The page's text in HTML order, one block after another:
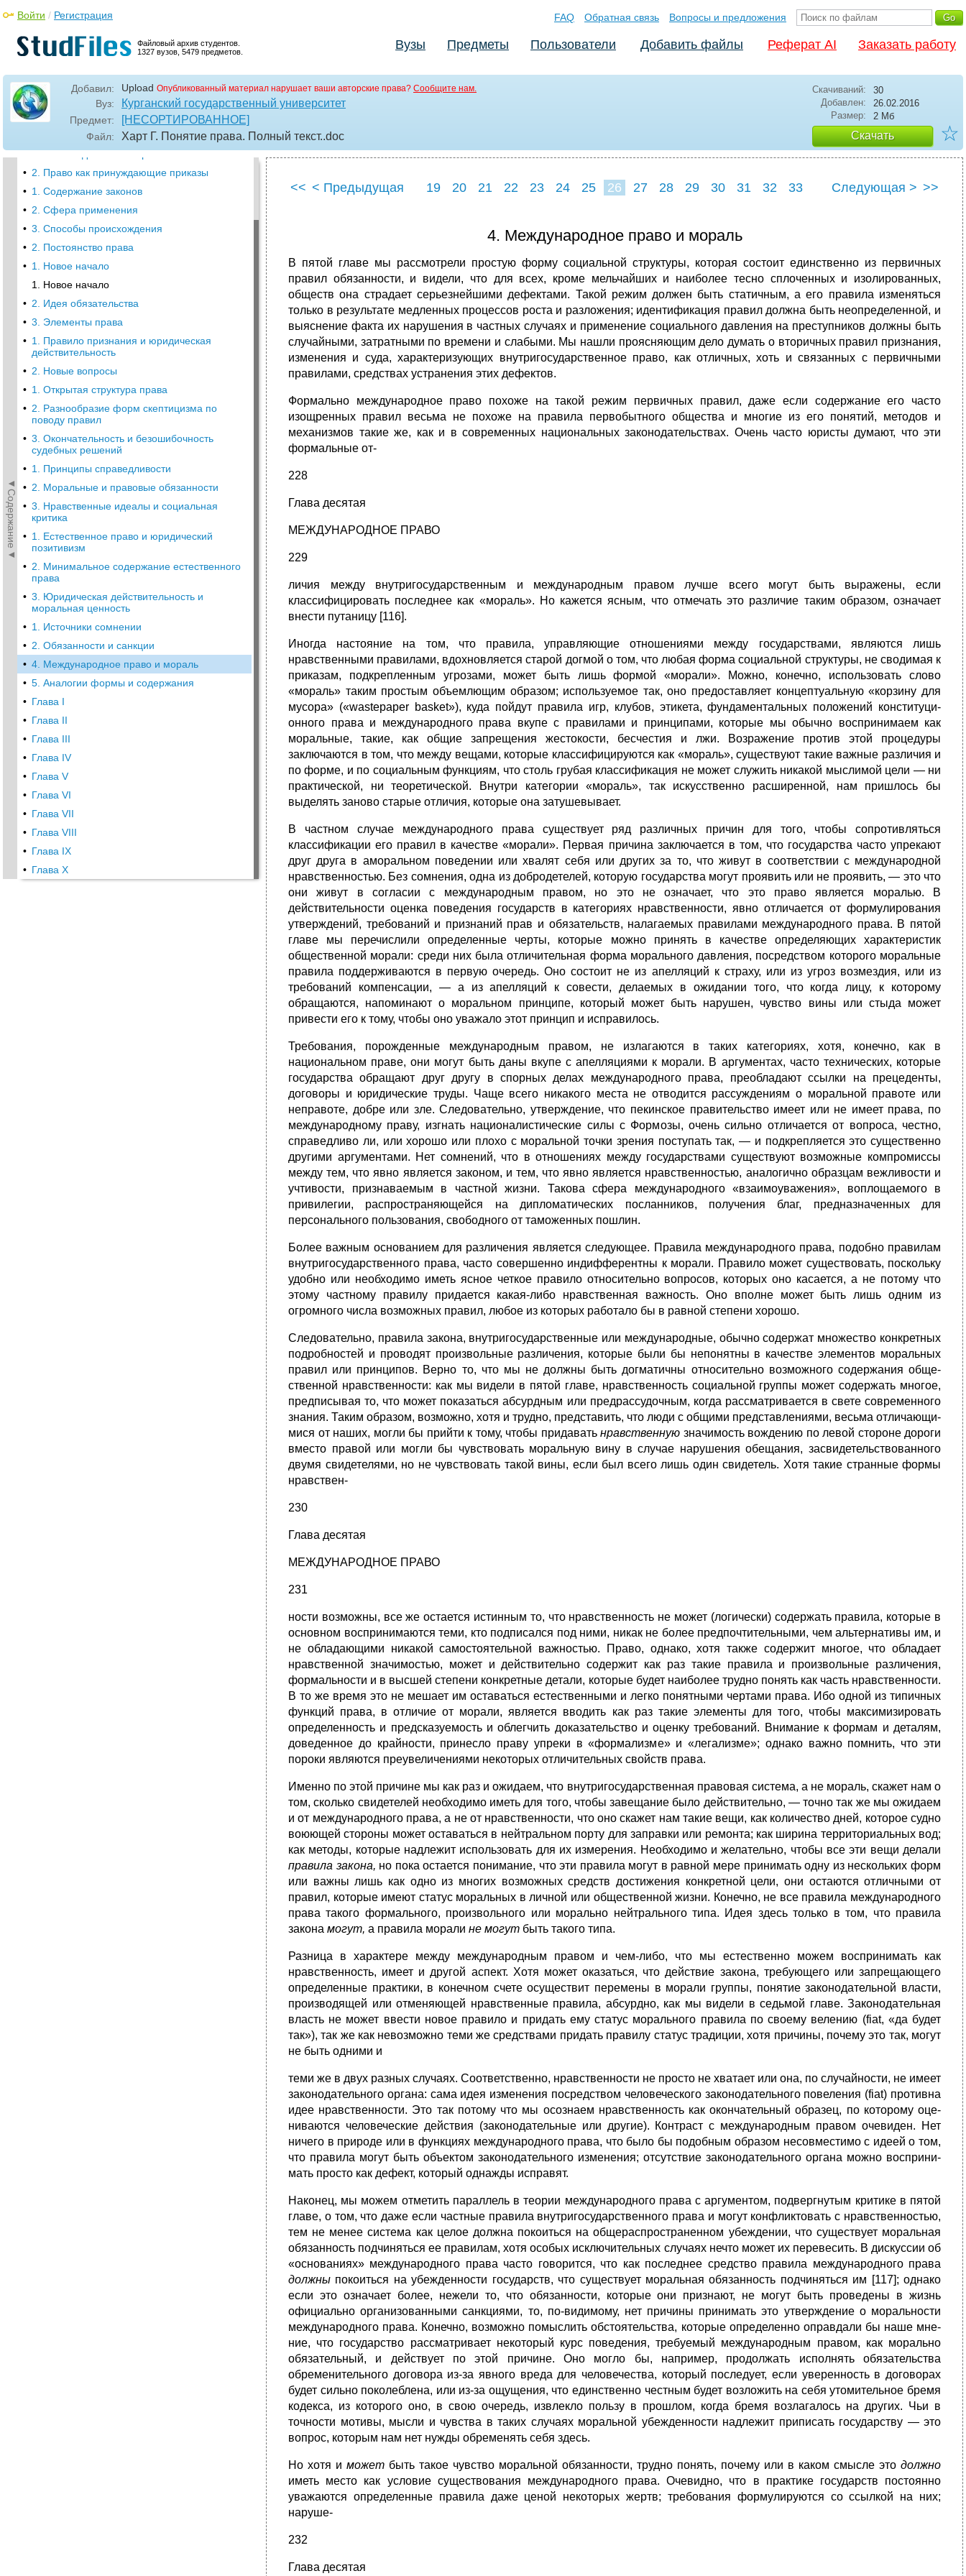
Файловый архив студентов.
1327 вузов, 5479 предметов.
Войти / Регистрация FAQ Обратная связь Вопросы и предложения
Вузы Предметы Пользователи Добавить файлы Реферат AI Заказать работу
Добавил: Upload Опубликованный материал нарушает ваши авторские права? Сообщите нам.
Вуз: Курганский государственный университет
Предмет: [НЕСОРТИРОВАННОЕ]
Файл: Харт Г. Понятие права. Полный текст..doc
Скачиваний:
30
Добавлен:
26.02.2016
Размер:
2 Мб
Скачать ☆
◄Содержание◄
• 1. Затруднения правовой теории
• 2. Три важных вопроса
3. Определения
• 1. Разновидности императивов
• 2. Право как принуждающие приказы
• 1. Содержание законов
• 2. Сфера применения
• 3. Способы происхождения
• 2. Постоянство права
• 1. Новое начало
1. Новое начало
• 2. Идея обязательства
• 3. Элементы права
• 1. Правило признания и юридическая
действительность
• 2. Новые вопросы
• 1. Открытая структура права
• 2. Разнообразие форм скептицизма по
поводу правил
• 3. Окончательность и безошибочность
судебных решений
• 1. Принципы справедливости
• 2. Моральные и правовые обязанности
• 3. Нравственные идеалы и социальная
критика
• 1. Естественное право и юридический
позитивизм
• 2. Минимальное содержание естественного
права
• 3. Юридическая действительность и
моральная ценность
• 1. Источники сомнении
• 2. Обязанности и санкции
• 4. Международное право и мораль
• 5. Аналогии формы и содержания
• Глава I
• Глава II
• Глава III
• Глава IV
• Глава V
• Глава VI
• Глава VII
• Глава VIII
• Глава IX
• Глава X
<< < Предыдущая 19 20 21 22 23 24 25 26 27 28 29 30 31 32
33
Следующая > >>
4. Международное право и мораль
В пятой главе мы рассмотрели простую форму социальной структуры, ко­торая состоит единственно из первичных
правил обязанности, и видели, что для всех, кроме мельчайших и наиболее тесно сплоченных и изолиро­ванных,
обществ она страдает серьезнейшими дефектами. Такой режим должен быть статичным, а его правила изменяться
только в результате медленных процессов роста и разложения; идентификация правил должна быть неопределенной, и
выяснение факта их нарушения в частных случаях и применение социального давления на преступников должны быть
слу­чайными, затратными по времени и слабыми. Мы нашли проясняющим дело думать о вторичных правил признания,
изменения и суда, характери­зующих внутригосударственное право, как отличных, хоть и связанных с первичными
правилами, средствах устранения этих дефектов.
Формально международное право похоже на такой режим первич­ных правил, даже если содержание его часто
изощренных правил весьма не похоже на правила первобытного общества и многие из его понятий, методов и
механизмов такие же, как и в современных национальных за­конодательствах. Очень часто юристы думают, что эти
формальные от-
228
Глава десятая
МЕЖДУНАРОДНОЕ ПРАВО
229
личия между внутригосударственным и международным правом лучше всего могут быть выражены, если
классифицировать последнее как «мо­раль». Но кажется ясным, что отмечать это различие таким образом, оз­начает
внести путаницу [116].
Иногда настояние на том, что правила, управляющие отношениями между государствами, являются лишь
нравственными правилами, вдох­новляется старой догмой о том, что любая форма социальной структуры, не сводимая к
приказам, подкрепленным угрозами, может быть лишь формой «морали». Можно, конечно, использовать слово
«мораль» таким простым объемлющим образом; используемое так, оно предоставляет концептуальную «корзину для
мусора» («wastepaper basket»), куда пойдут правила игр, клубов, этикета, фундаментальных положений конституци­
онного права и международного права вкупе с правилами и принципами, которые мы обычно воспринимаем как
моральные, такие, как общие запрещения жестокости, бесчестия и лжи. Возражение против этой про­цедуры
заключаются в том, что между вещами, которые классифициру­ются как «мораль», существуют такие важные различия и
по форме, и по социальным функциям, что столь грубая классификация не может слу­жить никакой мыслимой цели — ни
практической, ни теоретической. Внутри категории «мораль», так искусственно расширенной, нам при­шлось бы
выделять заново старые отличия, которые она затушевывает.
В частном случае международного права существует ряд различных причин для того, чтобы сопротивляться
классификации его правил в качестве «морали». Первая причина заключается в том, что государства часто упрекают
друг друга в аморальном поведении или хвалят себя или других за то, что живут в соответствии с международной
нравственно­стью. Без сомнения, одна из добродетелей, которую государства могут проявить или не проявить, — это что
они живут в согласии с междуна­родным правом, но это не означает, что это право является моралью. В
действительности оценка поведения государств в категориях нравствен­ности, явно отличается от формулирования
утверждений, требований и признаний прав и обязательств, налагаемых правилами международного права. В пятой
главе мы перечислили определенные черты, которые можно принять в качестве определяющих характеристик
общественной морали: среди них была отличительная форма морального давления, по­средством которого моральные
правила поддерживаются в первую оче­редь. Оно состоит не из апелляций к страху, или из угроз возмездия, или из
требований компенсации, — а из апелляций к совести, делаемых в ожидании того, что когда лицу, к которому
обращаются, напоминают о моральном принципе, который может быть нарушен, чувство вины или стыда может
привести его к тому, чтобы оно уважало этот принцип и исправилось.
Требования, порожденные международным правом, не излагаются в таких категориях, хотя, конечно, как в
национальном праве, они могут быть даны вкупе с апелляциями к морали. В аргументах, часто техниче­ских, которые
государства обращают друг другу в спорных делах между­народного права, преобладают ссылки на прецеденты,
договоры и юри­дические труды. Чаще всего никакого места не отводится рассуждениям о моральной правоте или
неправоте, добре или зле. Следовательно, ут­верждение, что пекинское правительство имеет или не имеет права, по
международному праву, изгнать националистические силы с Формозы, очень сильно отличается от вопроса, честно,
справедливо ли, или хорошо или плохо с моральной точки зрения поступать так, — и подкрепляется это существенно
другими аргументами. Нет сомнений, что в отношениях между государствами существуют возможные компромиссы
между тем, что явно является законом, и тем, что явно является нравственностью, аналогично образцам вежливости и
учтивости, признаваемым в частной жизни. Такова сфера международного «взаимоуважения», воплощаемого в
привилегии, распространяющейся на дипломатических посланников, получения благ, предназначенных для
персонального пользования, сво­бодного от таможенных пошлин.
Более важным основанием для различения является следующее. Правила международного права, подобно правилам
внутригосударствен­ного права, часто совершенно индифферентны к морали. Правило может существовать, поскольку
удобно или необходимо иметь ясное четкое правило относительно вопросов, которых оно касается, а не потому что
этому частному правилу придается какая-либо нравственная важность. Оно вполне может быть лишь одним из
огромного числа возможных правил, любое из которых работало бы в равной степени хорошо.
Следовательно, правила закона, внутригосударственные или между­народные, обычно содержат множество конкретных
подробностей и проводят произвольные различения, которые были бы непонятны в ка­честве элементов моральных
правил или принципов. Верно то, что мы не должны быть догматичны относительно возможного содержания обще­
ственной нравственности: как мы видели в пятой главе, нравственность социальной группы может содержать многое,
предписывая то, что может показаться абсурдным или предрассудочным, когда рассматривается в свете современного
знания. Таким образом, возможно, хотя и трудно, представить, что люди с общими представлениями, весьма отличающи­
мися от наших, могли бы прийти к тому, чтобы придавать нравственную значимость вождению по левой стороне дороги
вместо правой или могли бы чувствовать моральную вину в случае нарушения обещания, засвиде­тельствованного
двумя свидетелями, но не чувствовать такой вины, если был всего лишь один свидетель. Хотя такие странные формы
нравствен-
230
Глава десятая
МЕЖДУНАРОДНОЕ ПРАВО
231
ности возможны, все же остается истинным то, что нравственность не может (логически) содержать правила, которые в
основном восприни­маются теми, кто подписался под ними, никак не более предпочтитель­ными, чем альтернативы им, и
не обладающими никакой самостоятель­ной важностью. Право, однако, хотя также содержит многое, что облада­ет
нравственной значимостью, может и действительно содержит как раз такие правила и произвольные различения,
формальности и в высшей степени конкретные детали, которые будет наиболее трудно понять как часть нравственности.
В то же время это не мешает им оставаться естест­венными и легко понятными чертами права. Ибо одной из типичных
функций права, в отличие от морали, является вводить как раз такие элементы для того, чтобы максимизировать
определенность и предска­зуемость и облегчить доказательство и оценку требований. Внимание к формам и деталям,
доведенное до крайности, принесло праву упреки в «формализме» и «легализме»; однако важно помнить, что эти
пороки являются преувеличениями некоторых отличительных свойств права.
Именно по этой причине мы как раз и ожидаем, что внутригосудар­ственная правовая система, а не мораль, скажет нам о
том, сколько сви­детелей необходимо иметь для того, чтобы завещание было действитель­но, — точно так же мы ожидаем
и от международного права, а не от нравственности, что оно скажет нам такие вещи, как количество дней, которое судно
воюющей стороны может оставаться в нейтральном порту для заправки или ремонта; как ширина территориальных вод;
как мето­ды, которые надлежит использовать для их измерения. Необходимо и желательно, чтобы все эти вещи делали
правила закона, но пока остается понимание, что эти правила могут в равной мере принимать одну из не­скольких форм
или важны лишь как одно из многих возможных средств достижения конкретной цели, они остаются отличными от
правил, кото­рые имеют статус моральных в личной или общественной жизни. Конеч­но, не все правила международного
права такого формального, произ­вольного или морально нейтрального типа. Идея здесь только в том, что правила
закона могут, а правила морали не могут быть такого типа.
Разница в характере между международным правом и чем-либо, что мы естественно можем воспринимать как
нравственность, имеет и дру­гой аспект. Хотя может оказаться, что действие закона, требующего или запрещающего
определенные практики, в конечном счете осуществит перемены в морали группы, понятие законодательной власти,
произво­дящей или отменяющей нравственные правила, абсурдно, как мы видели в седьмой главе. Законодательная
власть не может ввести новое правило и придать ему статус морального правила по своему велению (fiat, «да будет
так»), так же как невозможно теми же средствами придать правилу статус традиции, хотя причины, почему это так, могут
не быть одними и
теми же в двух разных случаях. Соответственно, нравственности не про­сто не хватает или она, по случайности, не имеет
законодательного орга­на: сама идея изменения посредством человеческого законодательного повеления (fiat) противна
идее нравственности. Это так потому что мы осознаем нравственность как окончательный образец, по которому оце­
ниваются человеческие действия (законодательные или другие). Кон­траст с международным правом очевиден. Нет
ничего в природе или в функциях международного права, что было бы подобным образом несо­вместимо с идеей о том,
что правила могут быть объектом законодатель­ного изменения; отсутствие законодательного органа можно восприни­
мать просто как дефект, который однажды исправят.
Наконец, мы можем отметить параллель в теории международного права с аргументом, подвергнутым критике в пятой
главе, о том, что да­же если частные правила внутригосударственного права и могут кон­фликтовать с нравственностью,
тем не менее система как целое должна покоиться на общераспространенном убеждении, что существует мо­ральная
обязанность подчиняться ее правилам, хотя особых исключи­тельных случаях нечто может их перевесить. В дискуссии об
«основани­ях» международного права часто говорится, что как последнее средство правила международного права
должны покоиться на убежденности го­сударств, что существует моральная обязанность подчиняться им [117]; однако
если это означает более, нежели то, что обязанности, которые они признают, не могут быть проведены в жизнь
официально организован­ными санкциями, то, по-видимому, нет причины принимать это утвер­ждение о моральности
международного права. Конечно, возможно по­мыслить обстоятельства, которые определенно оправдали бы наше мне­
ние, что государство рассматривает некоторый курс поведения, требуе­мый международным правом, как морально
обязательный, и действует по этой причине. Оно могло бы, например, продолжать исполнять обя­зательства
обременительного договора из-за явного вреда для человече­ства, который последует, если уверенность в договорах
будет сильно по­колеблена, или из-за ощущения, что единственно честным будет возло­жить на себя утомительное бремя
кодекса, из которого оно, в свою оче­редь, извлекло пользу в прошлом, когда бремя возлагалось на других. Чьи в
точности мотивы, мысли и чувства в таких случаях моральной убежденности надлежит приписать государству — это
вопрос, которым нам нет нужды обременять себя здесь.
Но хотя и может быть такое чувство моральной обязанности, труд­но понять, почему или в каком смысле это должно
иметь место как усло­вие существования международного права. Очевидно, что в практике государств постоянно
уважаются определенные правила даже ценой не­которых жертв; требования формулируются со ссылкой на них;
наруше-
232
Глава десятая